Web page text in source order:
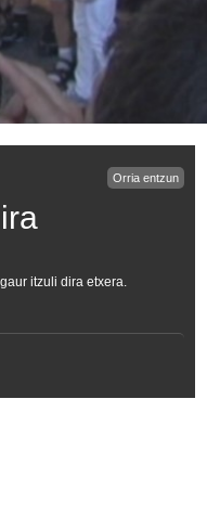
Orria entzun
itzuli dira etxera.